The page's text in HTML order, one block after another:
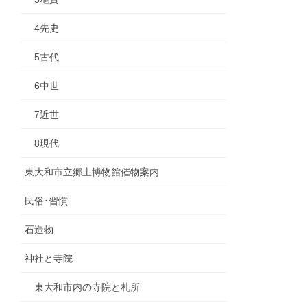
4先史
5古代
6中世
7近世
8現代
東大和市立郷土博物館催物案内
民俗･習慣
石造物
神社と寺院
東大和市内の寺院と札所